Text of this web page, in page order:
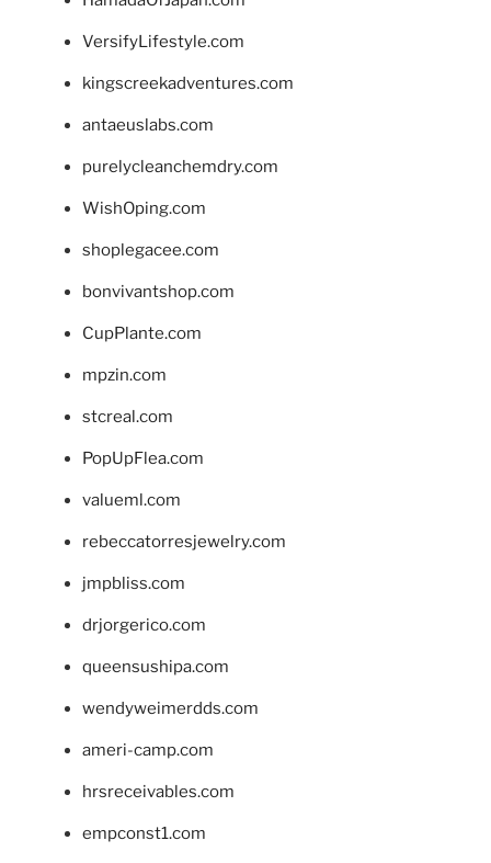
VersifyLifestyle.com
kingscreekadventures.com
antaeuslabs.com
purelycleanchemdry.com
WishOping.com
shoplegacee.com
bonvivantshop.com
CupPlante.com
mpzin.com
stcreal.com
PopUpFlea.com
valueml.com
rebeccatorresjewelry.com
jmpbliss.com
drjorgerico.com
queensushipa.com
wendyweimerdds.com
ameri-camp.com
hrsreceivables.com
empconst1.com